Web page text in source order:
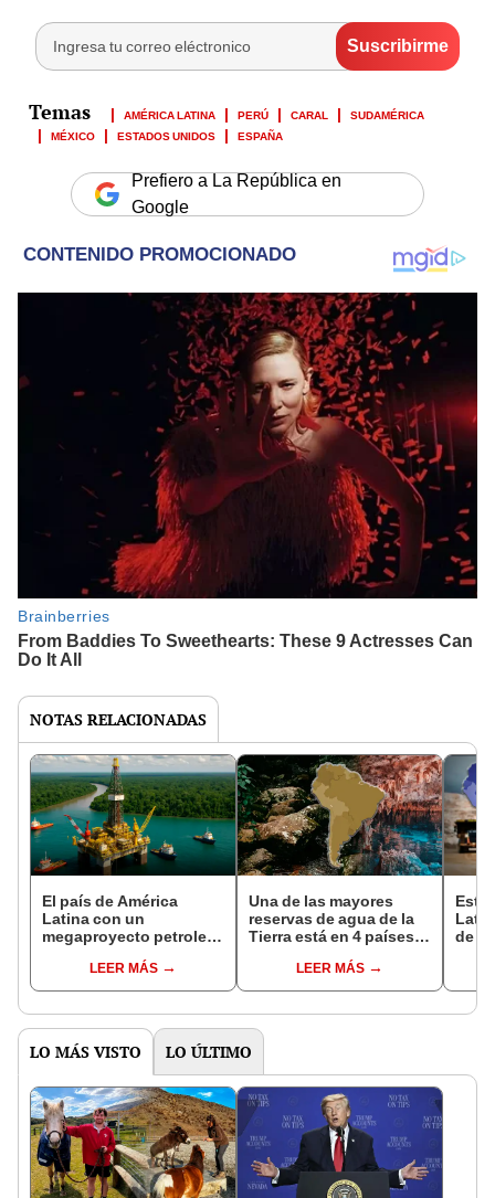
AMÉRICA LATINA PERÚ CARAL
SUDAMÉRICA
MÉXICO
ESTADOS UNIDOS ESPAÑA
Prefiero a La República en
Google
NOTAS RELACIONADAS
El país de América
Latina con un
megaproyecto petrolero
recaudaría US$200.000
millones en el futuro
LEER MÁS
Una de las mayores
reservas de agua de la
Tierra está en 4 países
profundidad supera los
1.500 metros
LEER MÁS
Este
de
y
LO MÁS VISTO LO ÚLTIMO